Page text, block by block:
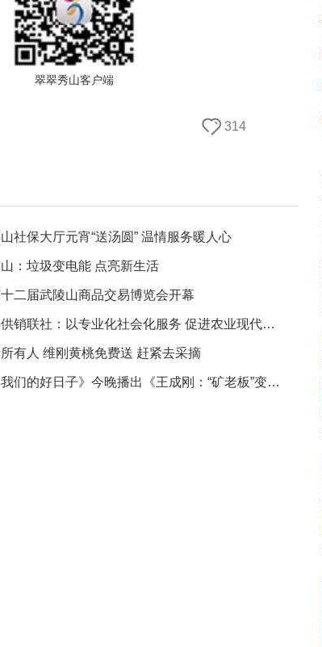
翠翠秀山客户端
314
社保大厅元宵“送汤圆” 温情服务暖人心
：垃圾变电能 点亮新生活
二届武陵山商品交易博览会开幕
县供销联社：以专业化社会化服务 促进农业现代化发展
有人 维刚黄桃免费送 赶紧去采摘
《我们的好日子》今晚播出《王成刚：“矿老板”变身农场主 荒坡地渐成“花果山”》